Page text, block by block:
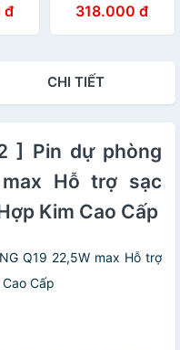
đ
Sạc Nhanh PD
22.5W - Chính
318.000 đ
CHI TIẾT
] Pin dự phòng
max Hỗ trợ sạc
Kim Cao Cấp
Q19 22,5W max Hỗ trợ
Cấp